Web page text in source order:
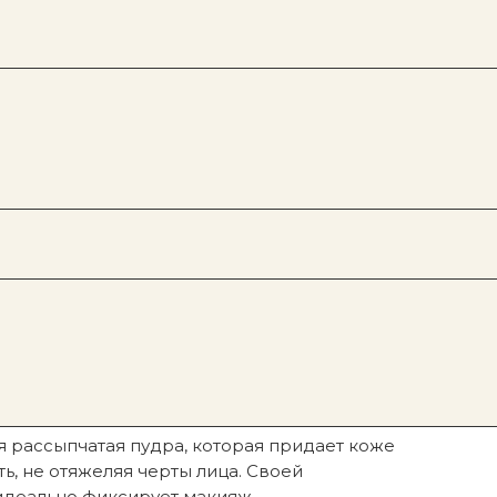
libre - 20
рассыпчатая пудра, которая придает коже
не отяжеляя черты лица. Своей